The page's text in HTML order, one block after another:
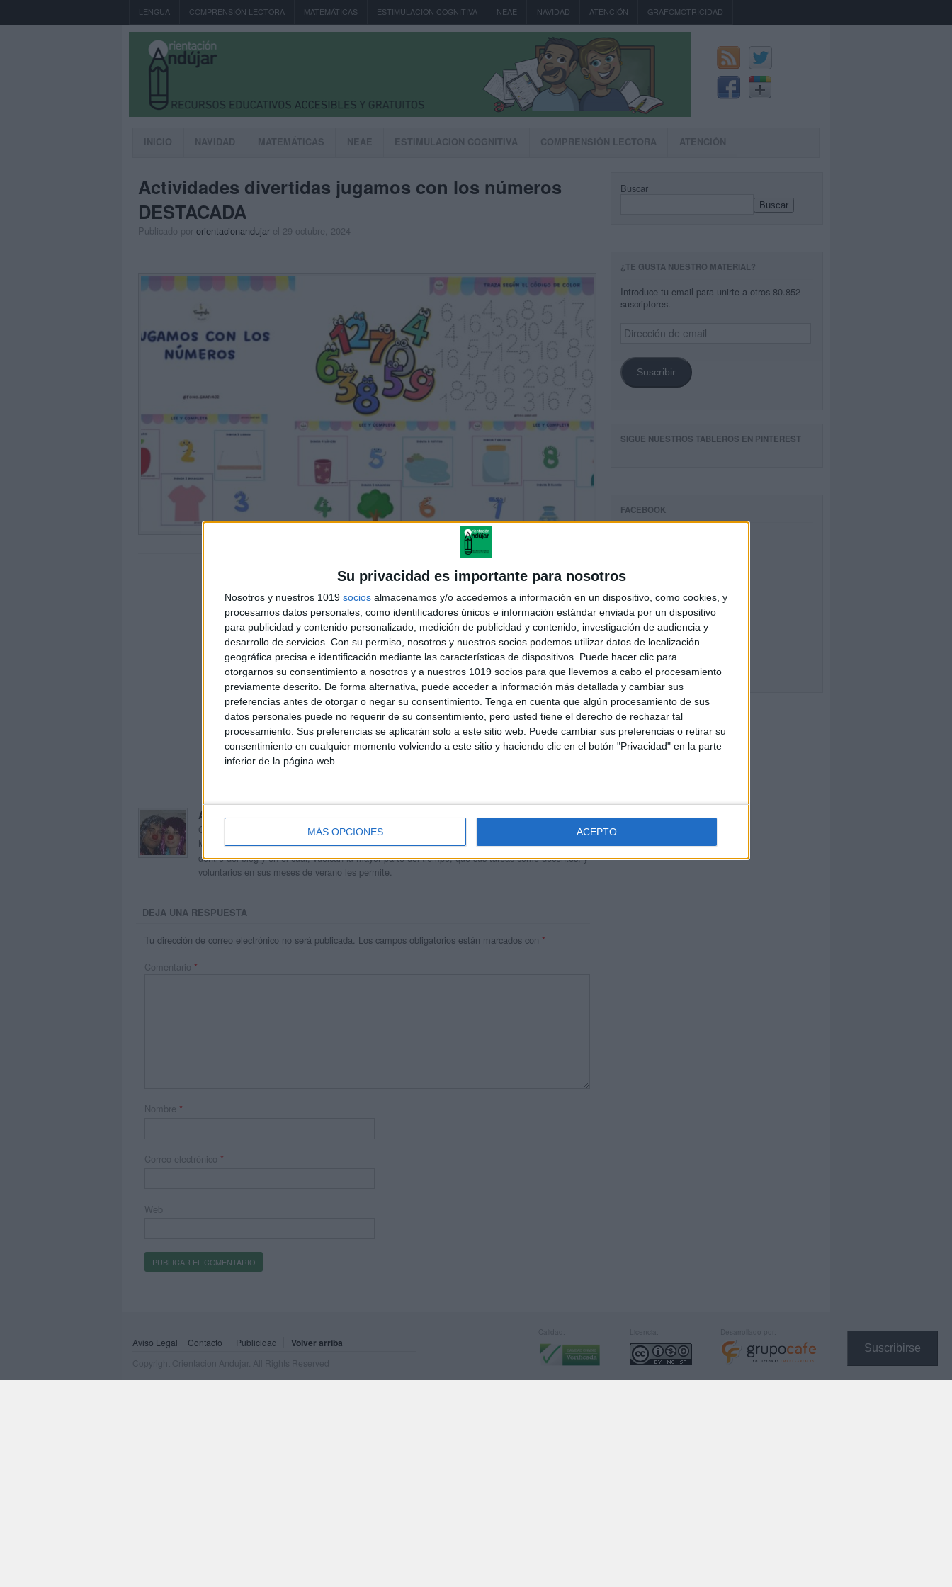
Su privacidad es importante para nosotros
Nosotros y nuestros 1019 socios almacenamos y/o accedemos a información en un dispositivo, como cookies, y
procesamos datos personales, como identificadores únicos e información estándar enviada por un dispositivo
para publicidad y contenido personalizado, medición de publicidad y contenido, investigación de audiencia y
desarrollo de servicios. Con su permiso, nosotros y nuestros socios podemos utilizar datos de localización
geográfica precisa e identificación mediante las características de dispositivos. Puede hacer clic para
otorgarnos su consentimiento a nosotros y a nuestros 1019 socios para que llevemos a cabo el procesamiento
previamente descrito. De forma alternativa, puede acceder a información más detallada y cambiar sus
preferencias antes de otorgar o negar su consentimiento. Tenga en cuenta que algún procesamiento de sus
datos personales puede no requerir de su consentimiento, pero usted tiene el derecho de rechazar tal
procesamiento. Sus preferencias se aplicarán solo a este sitio web. Puede cambiar sus preferencias o retirar su
consentimiento en cualquier momento volviendo a este sitio y haciendo clic en el botón "Privacidad" en la parte
inferior de la página web.
MÁS OPCIONES ACEPTO
Suscribirse
LENGUA COMPRENSIÓN LECTORA MATEMÁTICAS ESTIMULACION COGNITIVA NEAE NAVIDAD ATENCIÓN GRAFOMOTRICIDAD
INICIO NAVIDAD MATEMÁTICAS NEAE ESTIMULACION COGNITIVA COMPRENSIÓN LECTORA ATENCIÓN
Actividades divertidas jugamos con los números
DESTACADA
Publicado por orientacionandujar el 29 octubre, 2024
Acerca de orientacionandujar
Orientación Andújar no es solo un blog, es la apuesta personal de dos profesores Ginés y
Maribel, que además de ser pareja, son los encargados de los contenidos que encontramos
dentro del blog y en el cual, vuelcan la mayor parte del tiempo, que sus tareas como docentes, y
voluntarios en sus meses de verano les permite.
DEJA UNA RESPUESTA
Tu dirección de correo electrónico no será publicada. Los campos obligatorios están marcados con *
Comentario *
Nombre *
Correo electrónico *
Web
Buscar
Buscar
¿TE GUSTA NUESTRO MATERIAL?
Introduce tu email para unirte a otros 80.852
suscriptores.
Dirección
de
Suscribir
SIGUE NUESTROS TABLEROS EN PINTEREST
FACEBOOK
Aviso Legal Contacto Publicidad Volver arriba